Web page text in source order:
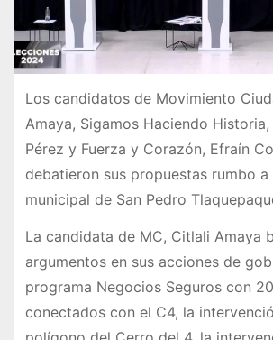
Los candidatos de Movimiento
Amaya, Sigamos Haciendo Historia,
Pérez y Fuerza y Corazón, Efraín
debatieron sus propuestas rumbo a
municipal de San Pedro
La candidata de MC, Citlali Amaya
argumentos en sus acciones de
programa Negocios Seguros con
conectados con el C4, la